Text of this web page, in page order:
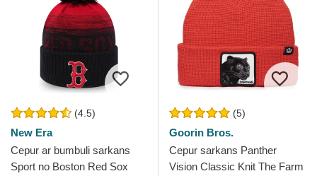
(4.5)
New Era
Cepur ar bumbuli sarkans
Sport no Boston Red Sox
(5)
Goorin Bros.
Cepur sarkans Panther
Vision Classic Knit The Farm